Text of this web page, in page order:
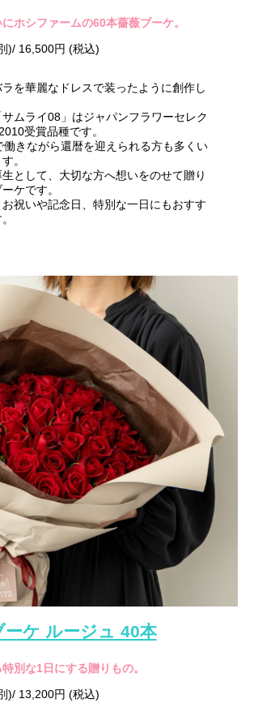
ホシファームの60本薔薇ブーケ。
)/ 16,500円 (税込)
を華麗なドレスで装ったように創作し
ムライ08」はジャパンフラワーセレク
受賞品種です。
働きながら還暦を迎えられる方も多くい
。
として、大切な方へ想いをのせて贈り
ケです。
祝いや記念日、特別な一日にもおすす
ーケ ルージュ 40本
別な1日にする贈りもの。
)/ 13,200円 (税込)